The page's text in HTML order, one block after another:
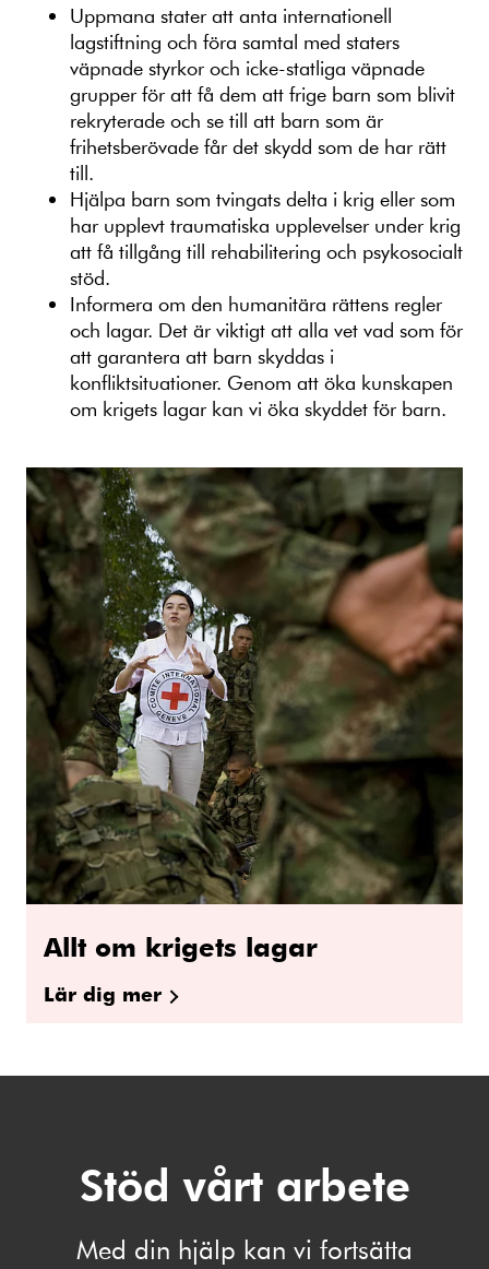
Uppmana stater att anta internationell
lagstiftning och föra samtal med staters
väpnade styrkor och icke-statliga väpnade
grupper för att få dem att frige barn som blivit
rekryterade och se till att barn som är
frihetsberövade får det skydd som de har rätt
till.
Hjälpa barn som tvingats delta i krig eller som
har upplevt traumatiska upplevelser under krig
att få tillgång till rehabilitering och psykosocialt
stöd.
Informera om den humanitära rättens regler
och lagar. Det är viktigt att alla vet vad som för
att garantera att barn skyddas i
konfliktsituationer. Genom att öka kunskapen
om krigets lagar kan vi öka skyddet för barn.
Allt om krigets lagar
Lär dig mer
Stöd vårt arbete
Med din hjälp kan vi fortsätta